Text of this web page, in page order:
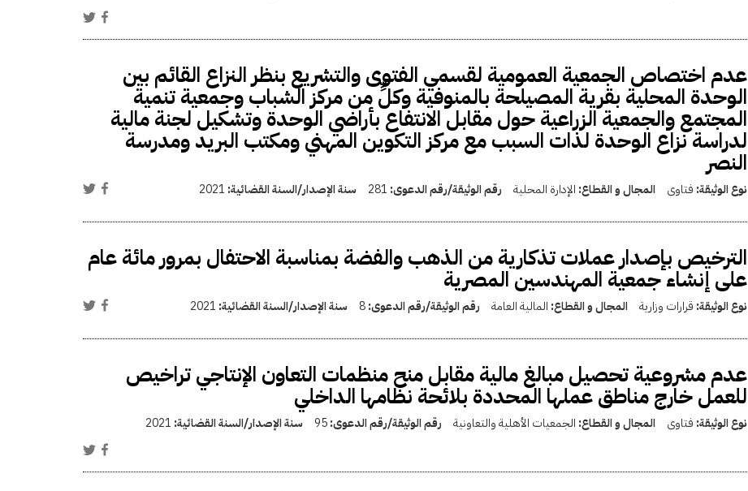
عدم اختصاص الجمعية العمومية لقسمي الفتوى والتشريع بنظر النزاع القائم بين
الوحدة المحلية بقرية المصيلحة بالمنوفية وكلٍّ من مركز الشباب وجمعية تنمية
المجتمع والجمعية الزراعية حول مقابل الانتفاع بأراضي الوحدة وتشكيل لجنة مالية
لدراسة نزاع الوحدة لذات السبب مع مركز التكوين المهني ومكتب البريد ومدرسة
النصر
نوع الوثيقة: فتاوى المجال و القطاع: الإدارة المحلية رقم الوثيقة/رقم الدعوى: 281 سنة الإصدار/السنة القضائية: 2021
الترخيص بإصدار عملات تذكارية من الذهب والفضة بمناسبة الاحتفال بمرور مائة عام
على إنشاء جمعية المهندسين المصرية
نوع الوثيقة: قرارات وزارية المجال و القطاع: المالية العامة رقم الوثيقة/رقم الدعوى:8 سنة الإصدار/السنة القضائية: 2021
عدم مشروعية تحصيل مبالغ مالية مقابل منح منظمات التعاون الإنتاجي تراخيص
للعمل خارج مناطق عملها المحددة بلائحة نظامها الداخلي
نوع الوثيقة: فتاوى المجال و القطاع: الجمعيات الأهلية والتعاونية رقم الوثيقة/رقم الدعوى:95 سنة الإصدار/السنة القضائية: 2021